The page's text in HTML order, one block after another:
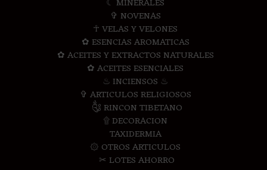
☾ MINERALES
✞ NOVENAS
☥ VELAS Y VELONES
✿ ESENCIAS AROMATICAS
✿ ACEITES Y EXTRACTOS NATURALES
✿ ACEITES ESENCIALES
♨ INCIENSOS ♨
✞ ARTICULOS RELIGIOSOS
༃ RINCON TIBETANO
۩ DECORACION
TAXIDERMIA
۞ OTROS ARTICULOS
✂ LOTES AHORRO